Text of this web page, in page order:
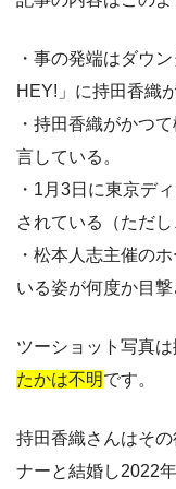
・事の発端はダウ
HEY!」に持田香織
・持田香織がかつ
言している。
・1月3日に東京デ
されている（ただし
・松本人志主催の
いる姿が何度か目撃
ツーショット写真
たかは不明です。
持田香織さんはそ
ナーと結婚し2022